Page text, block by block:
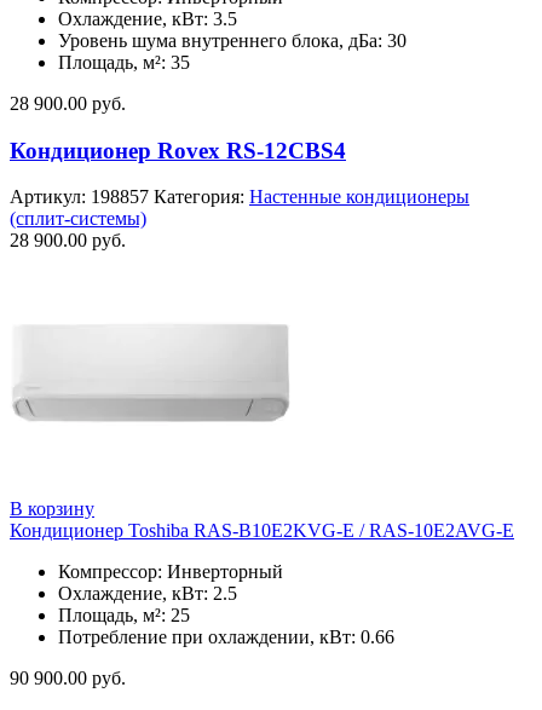
Охлаждение, кВт: 3.5
Уровень шума внутреннего блока, дБа: 30
Площадь, м²: 35
28 900.00 руб.
Кондиционер Rovex RS-12CBS4
Артикул: 198857 Категория: Настенные кондиционеры
(сплит-системы)
28 900.00 руб.
В корзину
Кондиционер Toshiba RAS-B10E2KVG-E / RAS-10E2AVG-E
Компрессор: Инверторный
Охлаждение, кВт: 2.5
Площадь, м²: 25
Потребление при охлаждении, кВт: 0.66
90 900.00 руб.